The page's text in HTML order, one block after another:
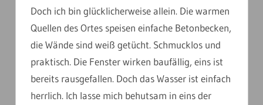
Doch ich bin glücklicherweise allein. Die warmen
Quellen des Ortes speisen einfache Betonbecken,
die Wände sind weiß getücht. Schmucklos und
praktisch. Die Fenster wirken baufällig, eins ist
bereits rausgefallen. Doch das Wasser ist einfach
herrlich. Ich lasse mich behutsam in eins der